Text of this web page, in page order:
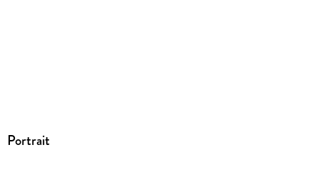
Portrait